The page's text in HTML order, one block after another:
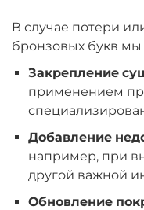
В случае потери
бронзовых букв
Закрепление
применением
Добавление
например, при
другой важной
Обновление